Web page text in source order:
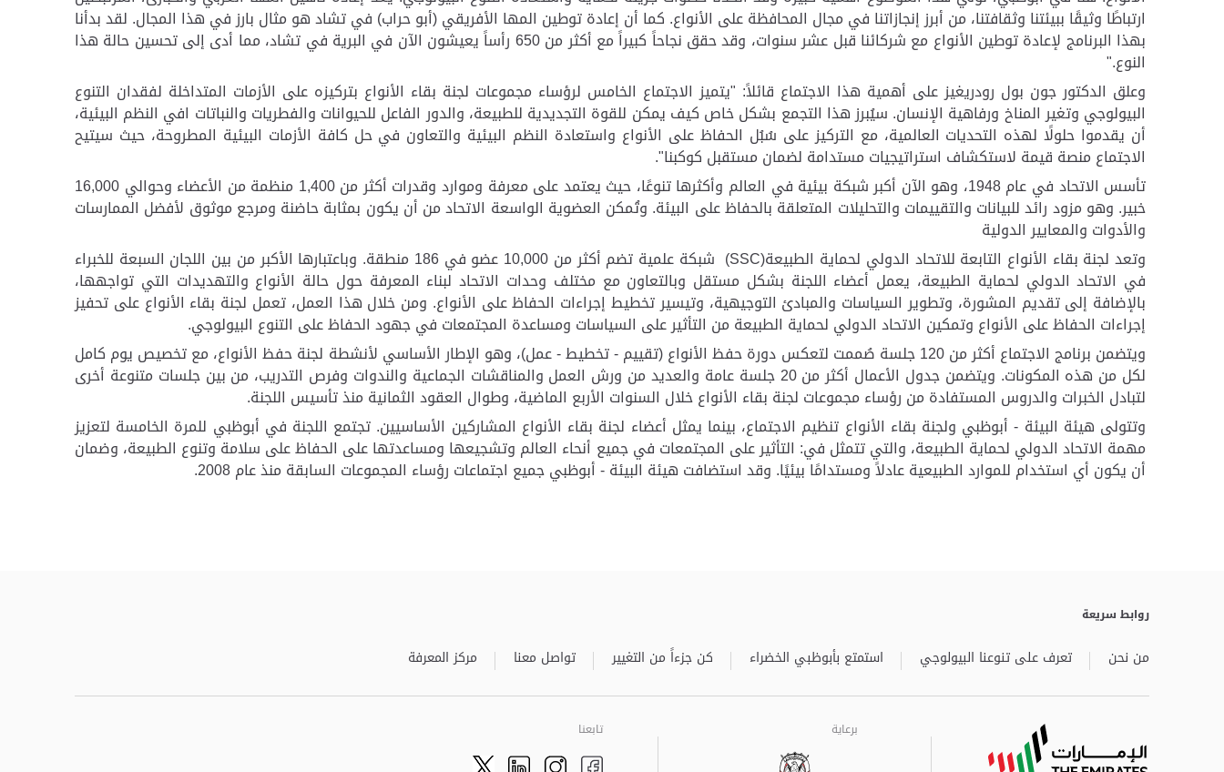
ارتباطًا وثيقًا ببيئتنا وثقافتنا، من أبرز إنجازاتنا في مجال المحافظة على الأنواع. كما أن إعادة توطين المها الأفريقي (أبو حراب) في تشاد هو مثال بارز في هذا المجال. لقد بدأنا
بهذا البرنامج لإعادة توطين الأنواع مع شركائنا قبل عشر سنوات، وقد حقق نجاحاً كبيراً مع أكثر من 650 رأساً يعيشون الآن في البرية في تشاد، مما أدى إلى تحسين حالة هذا
النوع".
وعلق الدكتور جون بول رودريغيز على أهمية هذا الاجتماع قائلاً: "يتميز الاجتماع الخامس لرؤساء مجموعات لجنة بقاء الأنواع بتركيزه على الأزمات المتداخلة لفقدان التنوع
البيولوجي وتغير المناخ ورفاهية الإنسان. سيُبرز هذا التجمع بشكل خاص كيف يمكن للقوة التجديدية للطبيعة، والدور الفاعل للحيوانات والفطريات والنباتات افي النظم البيئية،
أن يقدموا حلولًا لهذه التحديات العالمية، مع التركيز على سُبُل الحفاظ على الأنواع واستعادة النظم البيئية والتعاون في حل كافة الأزمات البيئية المطروحة، حيث سيتيح
الاجتماع منصة قيمة لاستكشاف استراتيجيات مستدامة لضمان مستقبل كوكبنا".
تأسس الاتحاد في عام 1948، وهو الآن أكبر شبكة بيئية في العالم وأكثرها تنوعًا، حيث يعتمد على معرفة وموارد وقدرات أكثر من 1,400 منظمة من الأعضاء وحوالي 16,000
خبير. وهو مزود رائد للبيانات والتقييمات والتحليلات المتعلقة بالحفاظ على البيئة. وتُمكن العضوية الواسعة الاتحاد من أن يكون بمثابة حاضنة ومرجع موثوق لأفضل الممارسات
والأدوات والمعايير الدولية
وتعد لجنة بقاء الأنواع التابعة للاتحاد الدولي لحماية الطبيعة(SSC) شبكة علمية تضم أكثر من 10,000 عضو في 186 منطقة. وباعتبارها الأكبر من بين اللجان السبعة للخبراء
في الاتحاد الدولي لحماية الطبيعة، يعمل أعضاء اللجنة بشكل مستقل وبالتعاون مع مختلف وحدات الاتحاد لبناء المعرفة حول حالة الأنواع والتهديدات التي تواجهها،
بالإضافة إلى تقديم المشورة، وتطوير السياسات والمبادئ التوجيهية، وتيسير تخطيط إجراءات الحفاظ على الأنواع. ومن خلال هذا العمل، تعمل لجنة بقاء الأنواع على تحفيز
إجراءات الحفاظ على الأنواع وتمكين الاتحاد الدولي لحماية الطبيعة من التأثير على السياسات ومساعدة المجتمعات في جهود الحفاظ على التنوع البيولوجي.
ويتضمن برنامج الاجتماع أكثر من 120 جلسة صُممت لتعكس دورة حفظ الأنواع
(تقييم - تخطيط - عمل)، وهو الإطار الأساسي لأنشطة لجنة حفظ الأنواع، مع تخصيص يوم كامل
لكل من هذه المكونات. ويتضمن جدول الأعمال أكثر من 20 جلسة عامة والعديد من ورش العمل والمناقشات الجماعية والندوات وفرص التدريب، من بين جلسات متنوعة أخرى
لتبادل الخبرات والدروس المستفادة من رؤساء مجموعات لجنة بقاء الأنواع خلال السنوات الأربع الماضية، وطوال العقود الثمانية منذ تأسيس اللجنة.
وتتولى هيئة البيئة - أبوظبي ولجنة بقاء الأنواع تنظيم الاجتماع، بينما يمثل أعضاء لجنة بقاء الأنواع المشاركين الأساسيين. تجتمع اللجنة في أبوظبي للمرة الخامسة لتعزيز
مهمة الاتحاد الدولي لحماية الطبيعة، والتي تتمثل في: التأثير على المجتمعات في جميع أنحاء العالم وتشجيعها ومساعدتها على الحفاظ على سلامة وتنوع الطبيعة، وضمان
أن يكون أي استخدام للموارد الطبيعية عادلاً ومستدامًا بيئيًا. وقد استضافت هيئة البيئة - أبوظبي جميع اجتماعات رؤساء المجموعات السابقة منذ عام 2008.
روابط سريعة
من نحن تعرف على تنوعنا البيولوجي استمتع بأبوظبي الخضراء كن جزءاً من التغيير تواصل معنا مركز المعرفة
تابعنا برعاية